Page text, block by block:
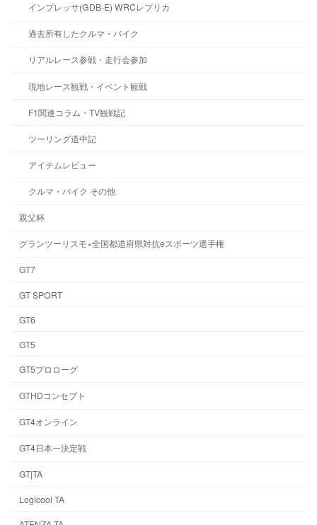
インプレッサ(GDB-E) WRCレプリカ
過去所有したクルマ・バイク
リアルレース参戦・走行会参加
現地レース観戦・イベント観戦
F1関連コラム・TV観戦記
ツーリング道中記
アイテムレビュー
クルマ・バイク その他
親父杯
グランツーリスモ×全国都道府県対抗eスポーツ選手権
GT7
GT SPORT
GT6
GT5
GT5プロローグ
GTHDコンセプト
GT4オンライン
GT4日本一決定戦
GT|TA
Logicool TA